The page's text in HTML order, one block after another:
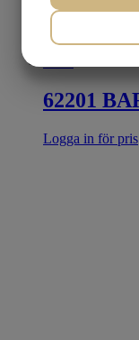
62201
Logga in för pris